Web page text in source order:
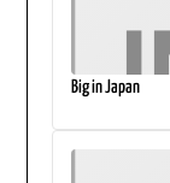
Big in Japan